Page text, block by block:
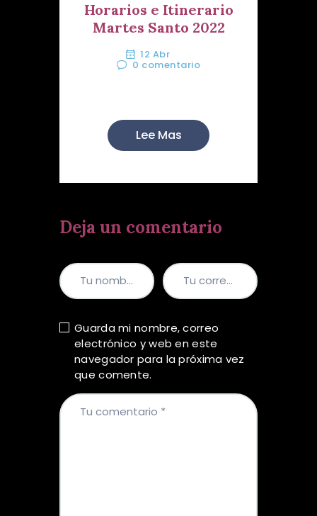
Horarios e Itinerario
Martes Santo 2022
12 Abr
0 comentario
Lee Mas
Deja un comentario
Guarda mi nombre, correo
electrónico y web en este
navegador para la próxima vez
que comente.